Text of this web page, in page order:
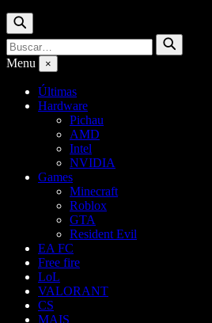
Buscar
Buscar
por:
Buscar
Menu ×
Últimas
Hardware
Pichau
AMD
Intel
NVIDIA
Games
Minecraft
Roblox
GTA
Resident Evil
EA FC
Free fire
LoL
VALORANT
CS
MAIS